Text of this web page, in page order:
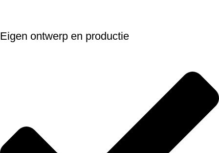
Eigen ontwerp en productie